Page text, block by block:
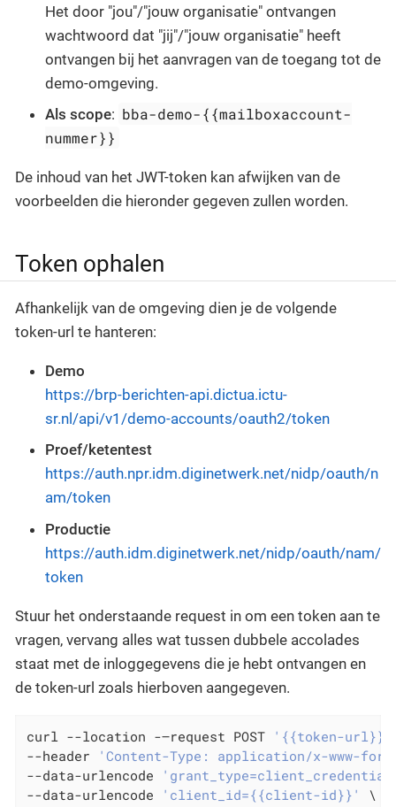
Het door "jou"/"jouw organisatie" ontvangen
wachtwoord dat "jij"/"jouw organisatie" heeft
ontvangen bij het aanvragen van de toegang tot de
demo-omgeving.
Als scope: bba-demo-{{mailboxaccount-
nummer}}
De inhoud van het JWT-token kan afwijken van de
voorbeelden die hieronder gegeven zullen worden.
Token ophalen
Afhankelijk van de omgeving dien je de volgende
token-url te hanteren:
Demo
https://brp-berichten-api.dictua.ictu-
sr.nl/api/v1/demo-accounts/oauth2/token
Proef/ketentest
https://auth.npr.idm.diginetwerk.net/nidp/oauth/n
am/token
Productie
https://auth.idm.diginetwerk.net/nidp/oauth/nam/
token
Stuur het onderstaande request in om een token aan te
vragen, vervang alles wat tussen dubbele accolades
staat met de inloggegevens die je hebt ontvangen en
de token-url zoals hierboven aangegeven.
curl --location -–request POST '{{token-url}}'
--header
'Content-Type: application/x-www-
--data-urlencode
--data-urlencode
'client_id={{client-id}}'
\